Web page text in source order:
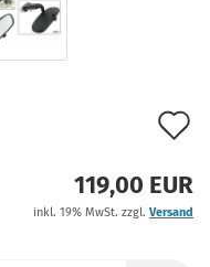
119,00 EUR
inkl. 19% MwSt. zzgl. Versand